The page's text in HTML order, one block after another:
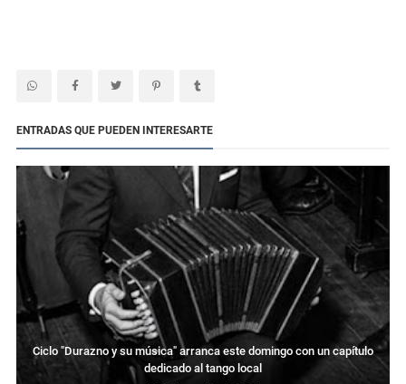
ENTRADAS QUE PUEDEN INTERESARTE
Ciclo "Durazno y su música" arranca este domingo con un capítulo
dedicado al tango local